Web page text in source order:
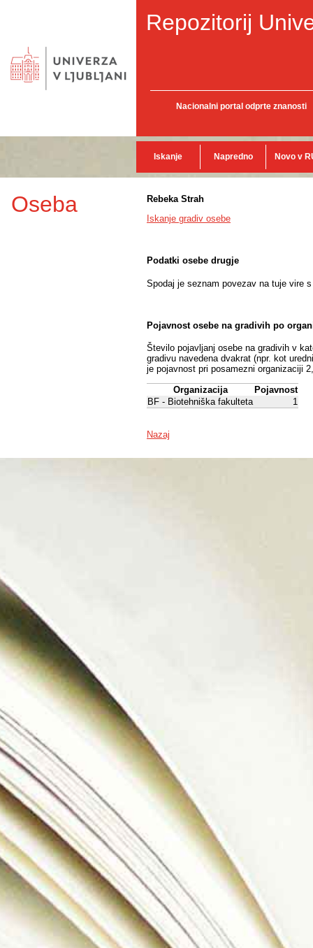
Repozitorij
Nacionalni portal odprte znanosti
Iskanje Napredno Novo v
Oseba
Rebeka Strah
Iskanje gradiv osebe
Podatki osebe drugje
Spodaj je seznam povezav na tuje vire
Pojavnost osebe na gradivih po
Število pojavljanj osebe na gradivih v
gradivu navedena dvakrat (npr. kot
je pojavnost pri posamezni organizaciji
Organizacija
Pojavnost
BF - Biotehniška fakulteta
1
Nazaj